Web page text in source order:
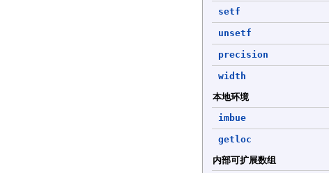
setf
unsetf
precision
width
本地环境
imbue
getloc
内部可扩展数组